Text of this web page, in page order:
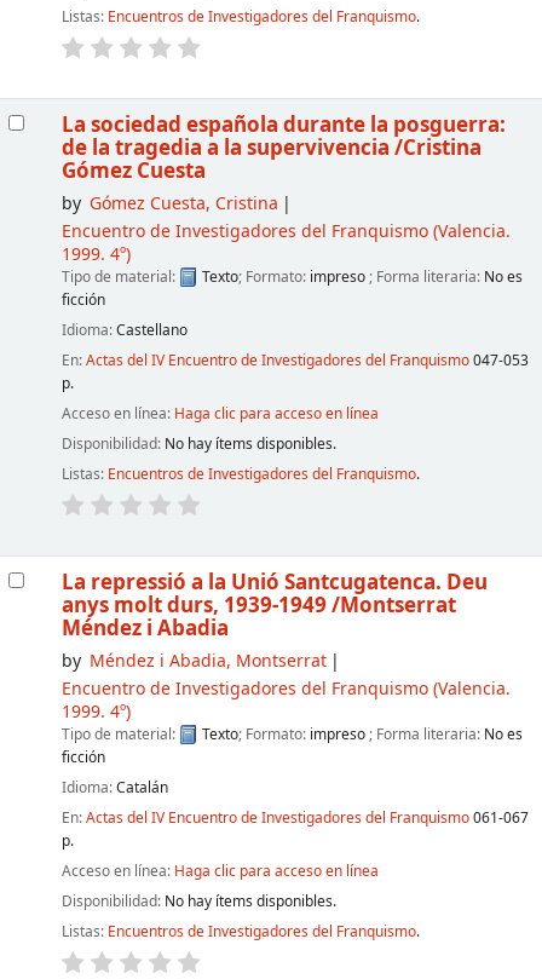
Listas: Encuentros de Investigadores del Franquismo.
La sociedad española durante la posguerra:
de la tragedia a la supervivencia /Cristina
Gómez Cuesta
by Gómez Cuesta, Cristina
Encuentro de Investigadores del Franquismo(Valencia.
1999. 4º)
Tipo de material: Texto; Formato: impreso ; Forma literaria: No es
ficción
Idioma:Castellano
En:Actas del IV Encuentro de Investigadores del Franquismo047-053
p.
Acceso en línea: Haga clic para acceso en línea
Disponibilidad: No hay ítems disponibles.
Listas: Encuentros de Investigadores del Franquismo.
La repressió a la Unió Santcugatenca. Deu
anys molt durs, 1939-1949 /Montserrat
Méndez i Abadia
by Méndez i Abadia, Montserrat
Encuentro de Investigadores del Franquismo(Valencia.
1999. 4º)
Tipo de material: Texto; Formato: impreso ; Forma literaria: No es
ficción
Idioma:Catalán
En:Actas del IV Encuentro de Investigadores del Franquismo061-067
p.
Acceso en línea: Haga clic para acceso en línea
Disponibilidad: No hay ítems disponibles.
Listas: Encuentros de Investigadores del Franquismo.